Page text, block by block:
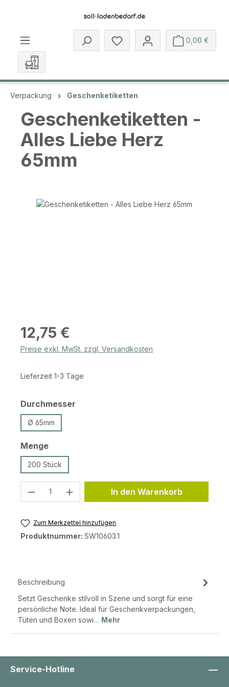
Du hast 0 Produkte auf dem
0,00 €
Verpackung Geschenketiketten
Geschenketiketten -
Alles Liebe Herz
65mm
Bildergalerie überspringen
Regulärer Preis:
12,75 €
Preise exkl. MwSt. zzgl. Versandkosten
Lieferzeit 1-3 Tage
Durchmesser
Ø 65mm
Mengeauswählen
200 Stück
Produkt Anzahl: Gib den
In den Warenkorb
Zum Merkzettel hinzufügen
Produktnummer: SW10603.1
Beschreibung
Setzt Geschenke stilvoll in Szene und sorgt für eine
persönliche Note. Ideal für Geschenkverpackungen,
Tüten und Boxen sowi… Mehr
Service-Hotline